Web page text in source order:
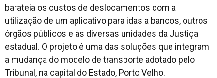
barateia os custos de deslocamentos com a
utilização de um aplicativo para idas a bancos, outros
órgãos públicos e às diversas unidades da Justiça
estadual. O projeto é uma das soluções que integram
a mudança do modelo de transporte adotado pelo
Tribunal, na capital do Estado, Porto Velho.